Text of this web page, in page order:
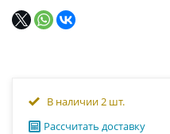
В наличии 2 шт.
Рассчитать доставку